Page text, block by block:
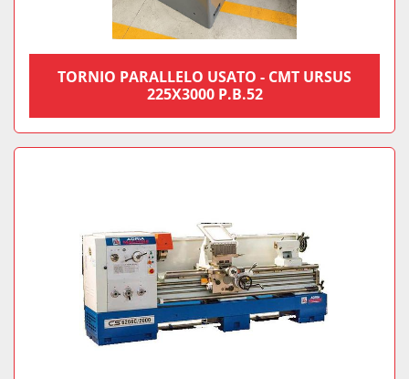
TORNIO PARALLELO USATO - CMT URSUS
225X3000 P.B.52